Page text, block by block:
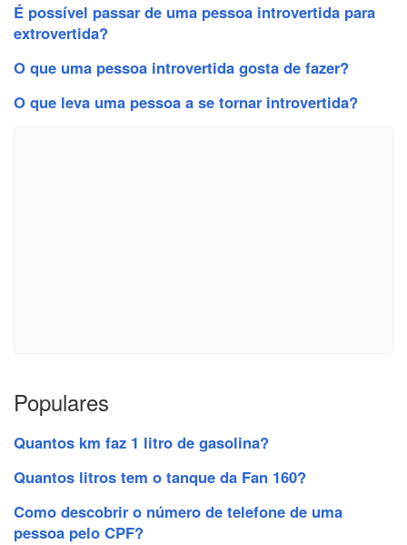
É possível passar de uma pessoa introvertida para
extrovertida?
O que uma pessoa introvertida gosta de fazer?
O que leva uma pessoa a se tornar introvertida?
Populares
Quantos km faz 1 litro de gasolina?
Quantos litros tem o tanque da Fan 160?
Como descobrir o número de telefone de uma
pessoa pelo CPF?